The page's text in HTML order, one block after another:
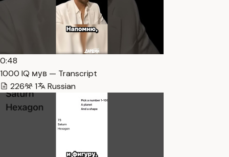
0:48
1000 IQ мув — Transcript
226
1 Russian